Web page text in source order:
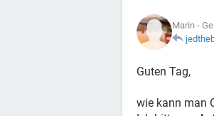
Marin -
Guten Tag,
wie kann man